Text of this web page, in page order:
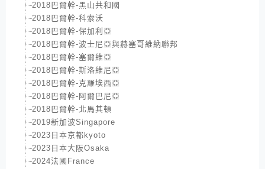
2018巴爾幹-黑山共和國
2018巴爾幹-科索沃
2018巴爾幹-保加利亞
2018巴爾幹-波士尼亞與赫塞哥維納聯邦
2018巴爾幹-塞爾維亞
2018巴爾幹-斯洛維尼亞
2018巴爾幹-克羅埃西亞
2018巴爾幹-阿爾巴尼亞
2018巴爾幹-北馬其頓
2019新加波Singapore
2023日本京都kyoto
2023日本大阪Osaka
2024法國France